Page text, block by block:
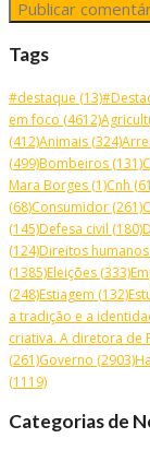
Tags
#destaque (13)
em foco (4612)
(412)Animais (324)
(499)Bombeiros (131)
Mara Borges (1)Cnh
(68)Consumidor (261)
(145)Defesa civil (180)
(124)Direitos humanos
(1385)Eleições (333)
(248)Estiagem (132)
a tradição e a
criativa. A diretora de
(261)Governo (2903)
(1119)
Categorias de